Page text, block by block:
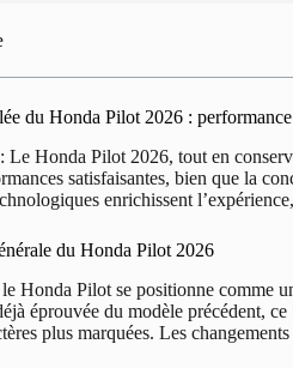
du Honda Pilot 2026 :
Le Honda Pilot 2026, tout en
satisfaisantes, bien que la
enrichissent
du Honda Pilot 2026
Honda Pilot se positionne comme
éprouvée du modèle précédent,
plus marquées. Les